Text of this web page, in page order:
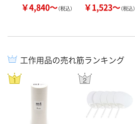
￥4,840～（税込） ￥1,523～（税込）
工作用品の売れ筋ランキング